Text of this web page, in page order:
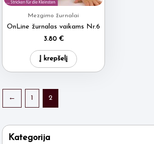
Kategorija
Mezgimo žurnalai
OnLine žurnalas vaikams Nr.6
3.80 €
Į krepšelį
← 1 2